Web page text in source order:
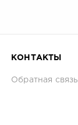
КОНТАКТЫ
Обратная связь